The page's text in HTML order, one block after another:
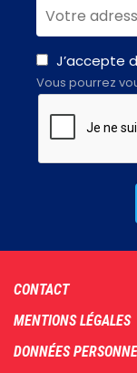
J’accepte
Vous pourrez
Footer
menu
CONTACT
MENTIONS LÉGALES
DONNÉES